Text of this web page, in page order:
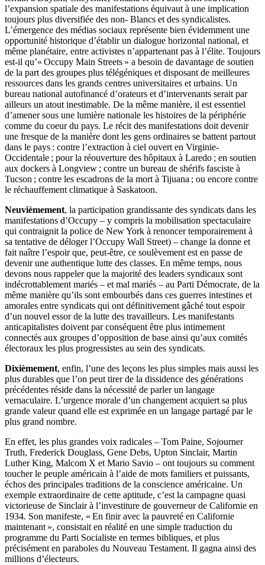
l’expansion spatiale des manifestations équivaut à une implication
toujours plus diversifiée des non- Blancs et des syndicalistes.
L’émergence des médias sociaux représente bien évidemment une
opportunité historique d’établir un dialogue horizontal national, et
même planétaire, entre activistes n’appartenant pas à l’élite. Toujours
est-il qu’« Occupy Main Streets » a besoin de davantage de soutien
de la part des groupes plus télégéniques et disposant de meilleures
ressources dans les grands centres universitaires et urbains. Un
bureau national autofinancé d’orateurs et d’intervenants serait par
ailleurs un atout inestimable. De la même manière, il est essentiel
d’amener sous une lumière nationale les histoires de la périphérie
comme du coeur du pays. Le récit des manifestations doit devenir
une fresque de la manière dont les gens ordinaires se battent partout
dans le pays : contre l’extraction à ciel ouvert en Virginie-
Occidentale ; pour la réouverture des hôpitaux à Laredo ; en soutien
aux dockers à Longview ; contre un bureau de shérifs fasciste à
Tucson ; contre les escadrons de la mort à Tijuana ; ou encore contre
le réchauffement climatique à Saskatoon.
Neuvièmement, la participation grandissante des syndicats dans les
manifestations d’Occupy – y compris la mobilisation spectaculaire
qui contraignit la police de New York à renoncer temporairement à
sa tentative de déloger l’Occupy Wall Street) – change la donne et
fait naître l’espoir que, peut-être, ce soulèvement est en passe de
devenir une authentique lutte des classes. En même temps, nous
devons nous rappeler que la majorité des leaders syndicaux sont
indécrottablement mariés – et mal mariés – au Parti Démocrate, de la
même manière qu’ils sont embourbés dans ces guerres intestines et
amorales entre syndicats qui ont définitivement gâché tout espoir
d’un nouvel essor de la lutte des travailleurs. Les manifestants
anticapitalistes doivent par conséquent être plus intimement
connectés aux groupes d’opposition de base ainsi qu’aux comités
électoraux les plus progressistes au sein des syndicats.
Dixièmement, enfin, l’une des leçons les plus simples mais aussi les
plus durables que l’on peut tirer de la dissidence des générations
précédentes réside dans la nécessité de parler un langage
vernaculaire. L’urgence morale d’un changement acquiert sa plus
grande valeur quand elle est exprimée en un langage partagé par le
plus grand nombre.
En effet, les plus grandes voix radicales – Tom Paine, Sojourner
Truth, Frederick Douglass, Gene Debs, Upton Sinclair, Martin
Luther King, Malcom X et Mario Savio – ont toujours su comment
toucher le peuple américain à l’aide de mots familiers et puissants,
échos des principales traditions de la conscience américaine. Un
exemple extraordinaire de cette aptitude, c’est la campagne quasi
victorieuse de Sinclair à l’investiture de gouverneur de Californie en
1934. Son manifeste, « En finir avec la pauvreté en Californie
maintenant », consistait en réalité en une simple traduction du
programme du Parti Socialiste en termes bibliques, et plus
précisément en paraboles du Nouveau Testament. Il gagna ainsi des
millions d’électeurs.